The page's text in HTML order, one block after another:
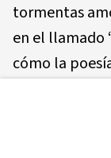
tormentas
en el
cómo la